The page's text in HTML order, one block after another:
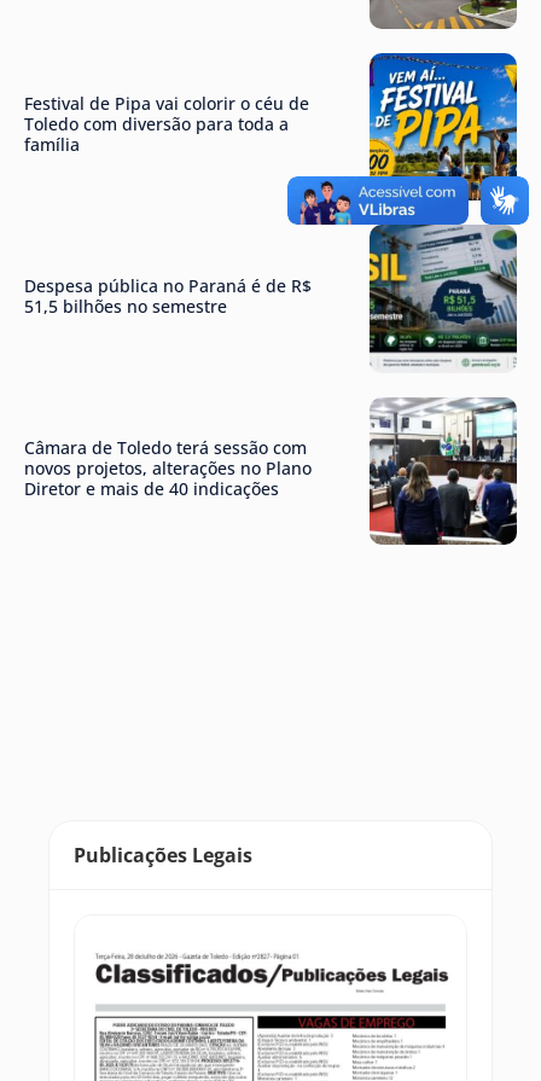
Festival de Pipa vai colorir o céu de
Toledo com diversão para toda a
família
Despesa pública no Paraná é de R$
51,5 bilhões no semestre
Câmara de Toledo terá sessão com
novos projetos, alterações no Plano
Diretor e mais de 40 indicações
Publicações Legais